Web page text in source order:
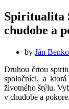
Spiritualita
chudobe a
by Ján
Druhou črtou
spoločníci, a
životného štýlu.
v chudobe a pokore.